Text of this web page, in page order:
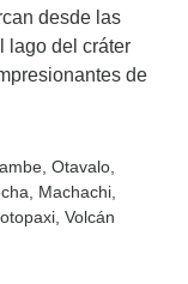
desde las
lago del cráter
de
, Otavalo
, Machachi
, Volcán